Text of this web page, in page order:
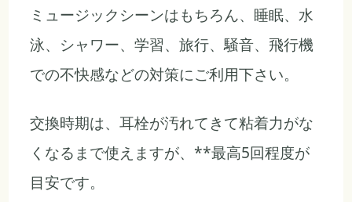
ミュージックシーンはもちろん、睡眠、水
泳、シャワー、学習、旅行、騒音、飛行機
での不快感などの対策にご利用下さい。
交換時期は、耳栓が汚れてきて粘着力がな
くなるまで使えますが、**最高5回程度が
目安です。